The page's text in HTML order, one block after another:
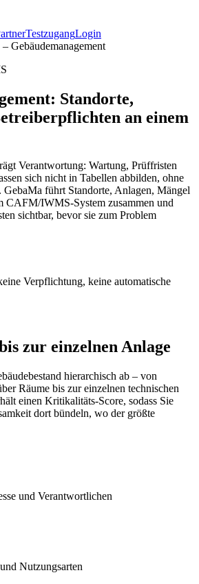
TestzugangLogin
Gebäudemanagement
Standorte,
an einem
Verantwortung: Wartung, Prüffristen
sich nicht in Tabellen abbilden, ohne
GebaMa führt Standorte, Anlagen, Mängel
CAFM/IWMS-System zusammen und
sichtbar, bevor sie zum Problem
Verpflichtung, keine automatische
zur einzelnen Anlage
hierarchisch ab – von
Räume bis zur einzelnen technischen
einen Kritikalitäts-Score, sodass Sie
dort bündeln, wo der größte
und Verantwortlichen
Nutzungsarten